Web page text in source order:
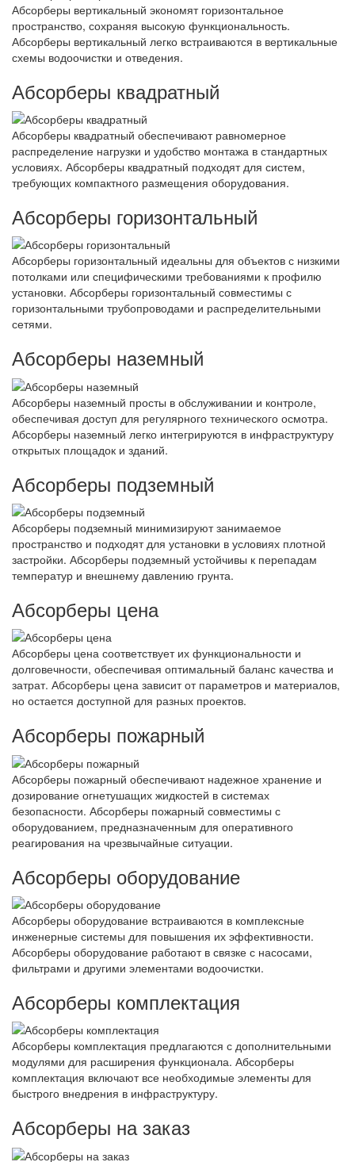
Абсорберы вертикальный экономят горизонтальное
пространство, сохраняя высокую функциональность.
Абсорберы вертикальный легко встраиваются в вертикальные
схемы водоочистки и отведения.
Абсорберы квадратный
Абсорберы квадратный обеспечивают равномерное
распределение нагрузки и удобство монтажа в стандартных
условиях. Абсорберы квадратный подходят для систем,
требующих компактного размещения оборудования.
Абсорберы горизонтальный
Абсорберы горизонтальный идеальны для объектов с низкими
потолками или специфическими требованиями к профилю
установки. Абсорберы горизонтальный совместимы с
горизонтальными трубопроводами и распределительными
сетями.
Абсорберы наземный
Абсорберы наземный просты в обслуживании и контроле,
обеспечивая доступ для регулярного технического осмотра.
Абсорберы наземный легко интегрируются в инфраструктуру
открытых площадок и зданий.
Абсорберы подземный
Абсорберы подземный минимизируют занимаемое
пространство и подходят для установки в условиях плотной
застройки. Абсорберы подземный устойчивы к перепадам
температур и внешнему давлению грунта.
Абсорберы цена
Абсорберы цена соответствует их функциональности и
долговечности, обеспечивая оптимальный баланс качества и
затрат. Абсорберы цена зависит от параметров и материалов,
но остается доступной для разных проектов.
Абсорберы пожарный
Абсорберы пожарный обеспечивают надежное хранение и
дозирование огнетушащих жидкостей в системах
безопасности. Абсорберы пожарный совместимы с
оборудованием, предназначенным для оперативного
реагирования на чрезвычайные ситуации.
Абсорберы оборудование
Абсорберы оборудование встраиваются в комплексные
инженерные системы для повышения их эффективности.
Абсорберы оборудование работают в связке с насосами,
фильтрами и другими элементами водоочистки.
Абсорберы комплектация
Абсорберы комплектация предлагаются с дополнительными
модулями для расширения функционала. Абсорберы
комплектация включают все необходимые элементы для
быстрого внедрения в инфраструктуру.
Абсорберы на заказ